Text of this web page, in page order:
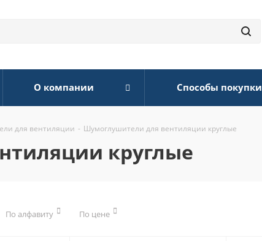
О компании Способы покупки
для вентиляции - Шумоглушители для вентиляции круглые
круглые
По алфавиту По цене